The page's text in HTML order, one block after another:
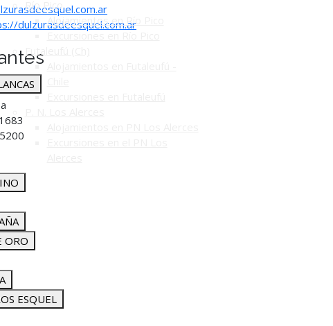
Río Pico
Alojamientos en Río Pico
Excursiones en Río Pico
Futaleufú (Ch)
dulzurasdeesquel.com.ar
ORO
ESQUEL